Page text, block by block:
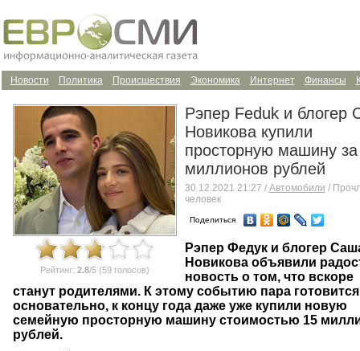
Финансы
Интернет
Экономика
Происшествия
Политика
Новости
Рейтинг: 2.8/5 (59 голосов)
Рэпер Feduk и блогер
Новикова купили
просторную машину
миллионов рублей
30.12.2021 21:27 / Автомобили /
человек
Поделиться
Рэпер Федук и блогер
Новикова объявили
новость о том, что вскоре
станут родителями. К этому событию пара готовится
основательно, к концу года даже уже купили новую
семейную просторную машину стоимостью 15
рублей.